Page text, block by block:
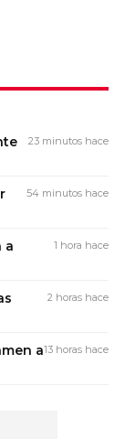
23 minutos hace
54 minutos hace
a
1 hora hace
2 horas hace
a13 horas hace